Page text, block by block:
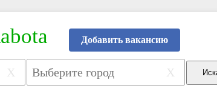
Добавить вакансию
X X